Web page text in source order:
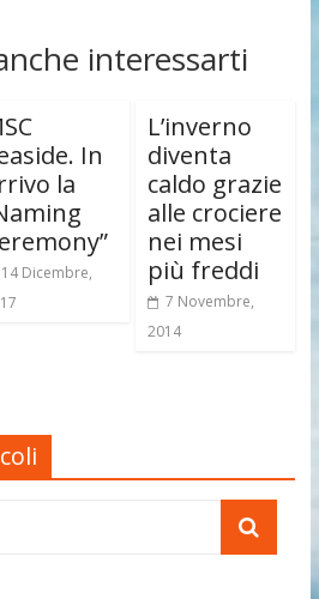
interessarti
In
la
14 Dicembre,
L’inverno
diventa
caldo grazie
alle crociere
nei mesi
più freddi
7 Novembre,
2014